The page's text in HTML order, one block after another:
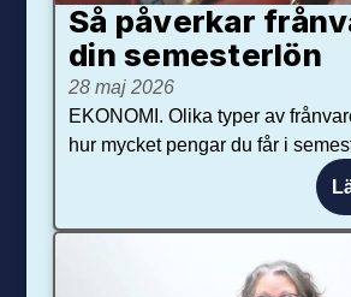
Så påverkar
din semester­lön
28 maj 2026
EKONOMI. Olika typer av
hur mycket pengar du får i